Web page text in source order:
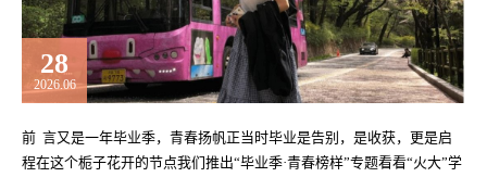
28
2026.06
前 言又是一年毕业季，青春扬帆正当时毕业是告别，是收获，更是启
程在这个栀子花开的节点我们推出“毕业季·青春榜样”专题看看“火大”学